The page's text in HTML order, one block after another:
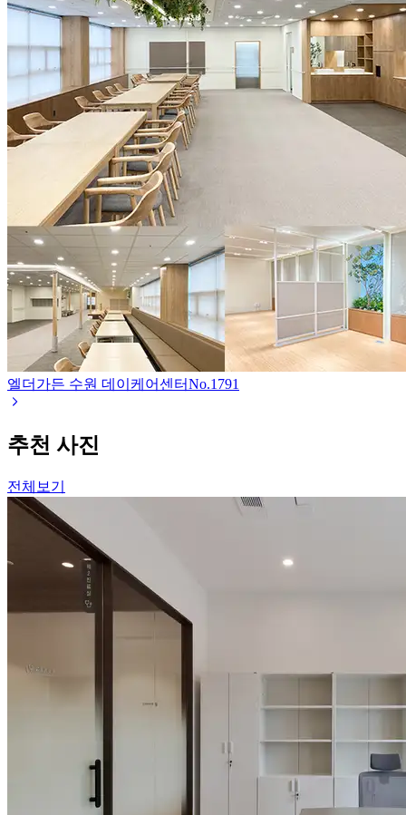
엘더가든 수원 데이케어센터No.1791
추천 사진
전체보기